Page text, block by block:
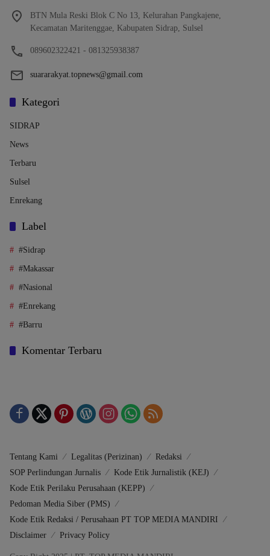
BTN Mula Reski Blok C No 13, Kelurahan Pangkajene,
Kecamatan Maritenggae, Kabupaten Sidrap, Sulsel
089602322421 - 081325938387
suararakyat.topnews@gmail.com
Kategori
SIDRAP
News
Terbaru
Sulsel
Enrekang
Label
#Sidrap
#Makassar
#Nasional
#Enrekang
#Barru
Komentar Terbaru
Tentang Kami Legalitas (Perizinan)
Redaksi
SOP Perlindungan Jurnalis
Kode Etik Jurnalistik (KEJ)
Kode Etik Perilaku Perusahaan (KEPP)
Pedoman Media Siber (PMS)
Kode Etik Redaksi / Perusahaan PT TOP MEDIA MANDIRI
Disclaimer
Privacy Policy